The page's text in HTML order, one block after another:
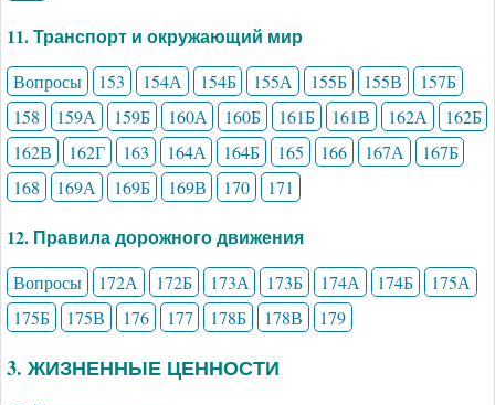
11. Транспорт и окружающий мир
Вопросы 153 154А 154Б 155А 155Б 155В
157Б
158
159А 159Б 160А 160Б 161Б 161В 162А
162Б
162В
162Г 163 164А 164Б 165 166 167А
167Б
168
169А 169Б 169В 170 171
12. Правила дорожного движения
Вопросы 172А 172Б 173А 173Б 174А 174Б
175А
175Б
175В 176 177 178Б 178В 179
3. ЖИЗНЕННЫЕ ЦЕННОСТИ